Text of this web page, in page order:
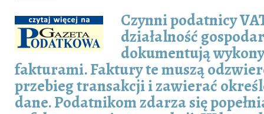
Czynni podatnicy
działalność
dokumentują
fakturami. Faktury te muszą
przebieg transakcji i zawierać
dane. Podatnikom zdarza się